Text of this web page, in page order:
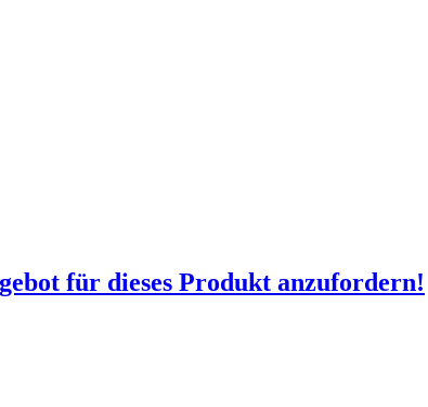
für dieses Produkt anzufordern!